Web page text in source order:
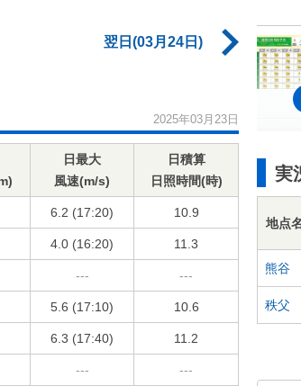
翌日(03月24日)
2025年03月23日
日最大
風速(m/s)
日積算
日照時間(時)
6.2 (17:20) 10.9
4.0 (16:20) 11.3
--- ---
5.6 (17:10) 10.6
6.3 (17:40) 11.2
--- ---
実
地点
熊谷
秩父